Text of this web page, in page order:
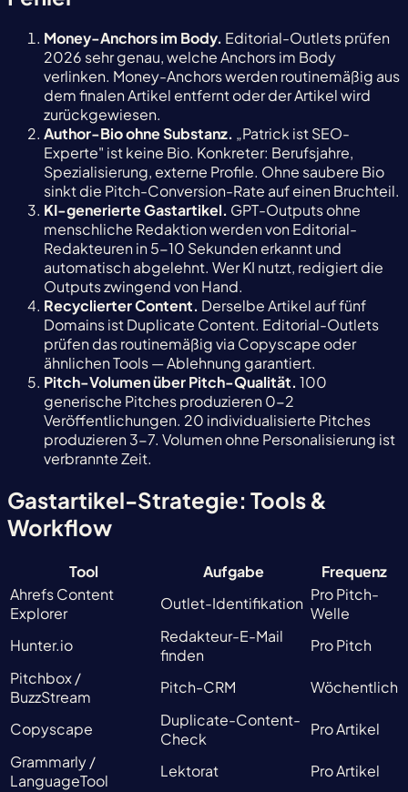
Money-Anchors im Body. Editorial-Outlets prüfen
2026 sehr genau, welche Anchors im Body
verlinken. Money-Anchors werden routinemäßig aus
dem finalen Artikel entfernt oder der Artikel wird
zurückgewiesen.
Author-Bio ohne Substanz. „Patrick ist SEO-
Experte" ist keine Bio. Konkreter: Berufsjahre,
Spezialisierung, externe Profile. Ohne saubere Bio
sinkt die Pitch-Conversion-Rate auf einen Bruchteil.
KI-generierte Gastartikel. GPT-Outputs ohne
menschliche Redaktion werden von Editorial-
Redakteuren in 5-10 Sekunden erkannt und
automatisch abgelehnt. Wer KI nutzt, redigiert die
Outputs zwingend von Hand.
Recyclierter Content. Derselbe Artikel auf fünf
Domains ist Duplicate Content. Editorial-Outlets
prüfen das routinemäßig via Copyscape oder
ähnlichen Tools — Ablehnung garantiert.
Pitch-Volumen über Pitch-Qualität. 100
generische Pitches produzieren 0-2
Veröffentlichungen. 20 individualisierte Pitches
produzieren 3-7. Volumen ohne Personalisierung ist
verbrannte Zeit.
Gastartikel-Strategie: Tools &
Workflow
Tool Aufgabe
Frequenz
Ahrefs Content
Explorer
Outlet-Identifikation Pro Pitch-
Welle
Hunter.io
Redakteur-E-Mail
finden
Pro Pitch
Pitchbox /
BuzzStream
Pitch-CRM Wöchentlich
Copyscape
Duplicate-Content-
Check
Pro Artikel
Grammarly /
LanguageTool
Lektorat
Pro Artikel